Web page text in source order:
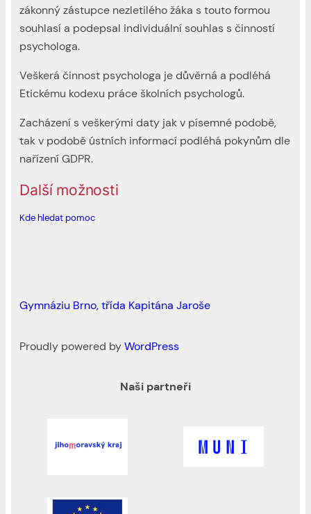
zákonný zástupce nezletilého žáka s touto formou
souhlasí a podepsal individuální souhlas s činností
psychologa.
Veškerá činnost psychologa je důvěrná a podléhá
Etickému kodexu práce školních psychologů.
Zacházení s veškerými daty jak v písemné podobě,
tak v podobě ústních informací podléhá pokynům dle
nařízení GDPR.
Další možnosti
Kde hledat pomoc
Gymnáziu Brno, třída Kapitána Jaroše
Proudly powered byWordPress
Naši partneři